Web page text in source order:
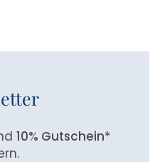
10% Gutschein*